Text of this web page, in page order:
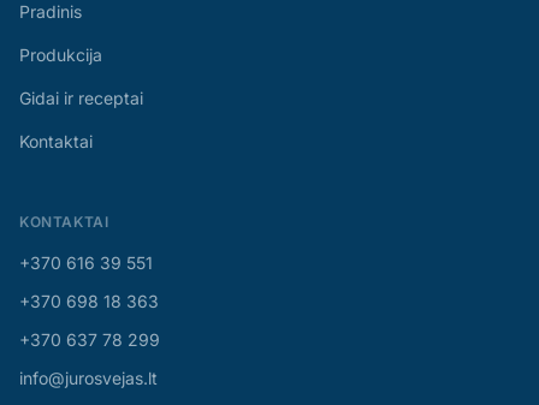
Pradinis
Produkcija
Gidai ir receptai
Kontaktai
KONTAKTAI
+370 616 39 551
+370 698 18 363
+370 637 78 299
info@jurosvejas.lt